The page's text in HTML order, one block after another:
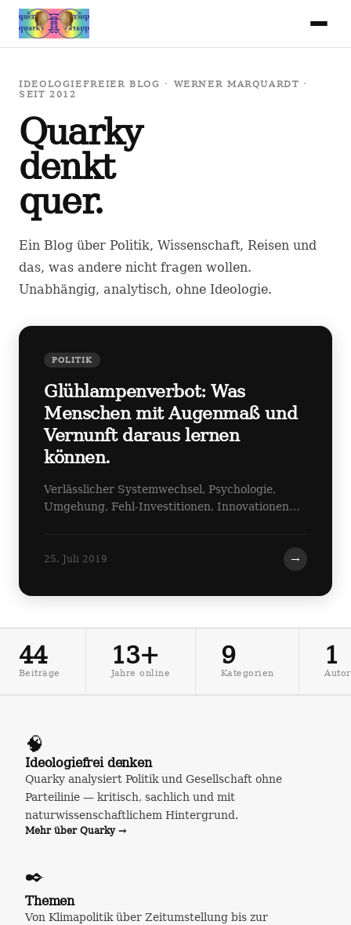
IDEOLOGIEFREIER BLOG · WERNER MARQUARDT ·
SEIT 2012
Quarky
denkt
quer.
Ein Blog über Politik, Wissenschaft, Reisen und
das, was andere nicht fragen wollen.
Unabhängig, analytisch, ohne Ideologie.
POLITIK
Glühlampenverbot: Was
Menschen mit Augenmaß und
Vernunft daraus lernen
können.
Verlässlicher Systemwechsel, Psychologie,
Umgehung, Fehl-Investitionen, Innovationen…
25. Juli 2019 →
44
Beiträge
13+
Jahre online
9
Kategorien
1
Autor
🧠
Ideologiefrei denken
Quarky analysiert Politik und Gesellschaft ohne
Parteilinie — kritisch, sachlich und mit
naturwissenschaftlichem Hintergrund.
Mehr über Quarky →
✒️
Themen
Von Klimapolitik über Zeitumstellung bis zur